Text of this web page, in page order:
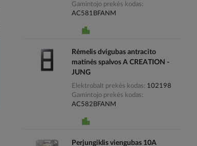
Gamintojo prekės kodas
AC581BFANM
Rėmelis dvigubas antracito
matinės spalvos A CREATION -
JUNG
Elektrobalt prekės kodas
102198
Gamintojo prekės kodas
AC582BFANM
Perjungiklis viengubas 10A